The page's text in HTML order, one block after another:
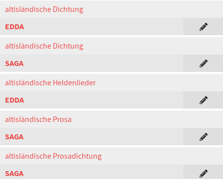
altisländische Dichtung
EDDA
altisländische Dichtung
SAGA
altisländische Heldenlieder
EDDA
altisländische Prosa
SAGA
altisländische Prosadichtung
SAGA